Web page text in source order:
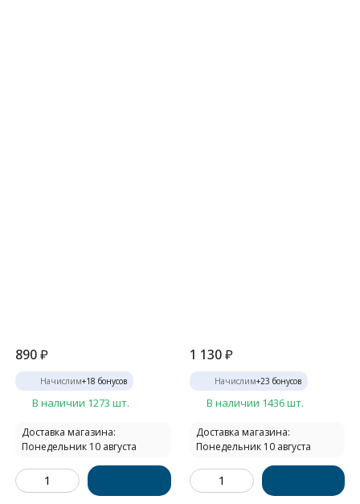
890₽
Начислим+18 бонусов
В наличии 1273 шт.
Доставка магазина:
Понедельник 10 августа
1 130 ₽
Начислим+23 бонусов
В наличии 1436 шт.
Доставка магазина:
Понедельник 10 августа